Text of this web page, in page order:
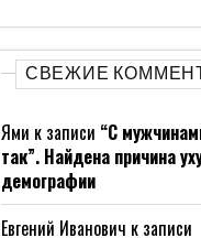
СВЕЖИЕ
Ями к записи “С
так”. Найдена причина
демографии
Евгений Иванович к записи